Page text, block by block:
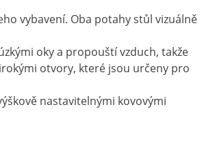
vybavení. Oba potahy stůl vizuálně
oky a propouští vzduch, takže
otvory, které jsou určeny pro
nastavitelnými kovovými